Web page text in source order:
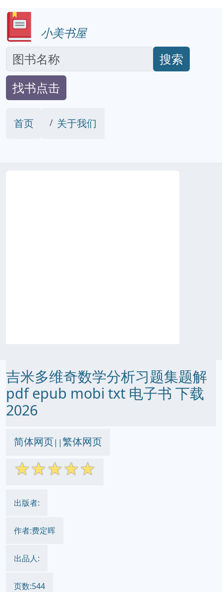
小美书屋
搜索
找书点击
首页 关于我们
吉米多维奇数学分析习题集题解
pdf epub mobi txt 电子书 下载
2026
简体网页||繁体网页
☆☆☆☆☆
出版者:
作者:费定晖
出品人:
页数:544